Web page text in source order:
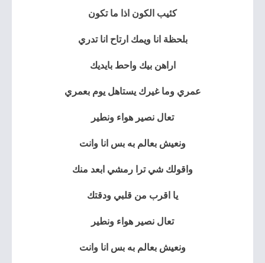
كئيب الكون اذا ما تكون
بلحظة انا ويمك ارتاح انا تدري
اراهن بيك واحط بايديك
عمري وما غيرك يستاهل يوم بعمري
تعال نصير هواء ونطير
ونعيش بعالم به بس انا وانت
واقولك شي ترا رمشي ابعد منك
يا اقرب من قلبي ودقتك
تعال نصير هواء ونطير
ونعيش بعالم به بس انا وانت